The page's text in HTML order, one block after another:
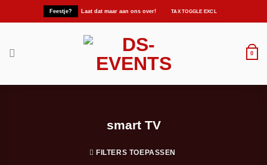
Feestje? Laat dat maar aan ons over!
0
smart TV
FILTERS TOEPASSEN